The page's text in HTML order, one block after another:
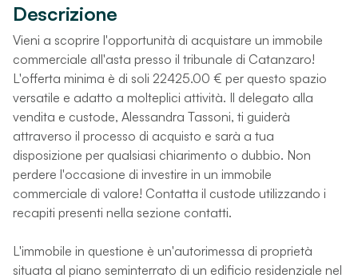
Descrizione
Vieni a scoprire l'opportunità di acquistare un immobile
commerciale all'asta presso il tribunale di Catanzaro!
L'offerta minima è di soli 22425.00 € per questo spazio
versatile e adatto a molteplici attività. Il delegato alla
vendita e custode, Alessandra Tassoni, ti guiderà
attraverso il processo di acquisto e sarà a tua
disposizione per qualsiasi chiarimento o dubbio. Non
perdere l'occasione di investire in un immobile
commerciale di valore! Contatta il custode utilizzando i
recapiti presenti nella sezione contatti.
L'immobile in questione è un'autorimessa di proprietà
situata al piano seminterrato di un edificio residenziale nel